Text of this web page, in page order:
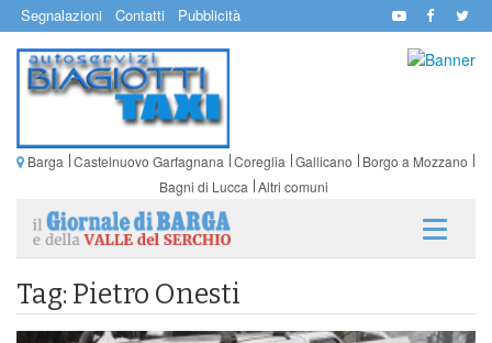
Segnalazioni Contatti Pubblicità
Barga Castelnuovo Garfagnana Coreglia Gallicano
Borgo a Mozzano
Bagni di Lucca Altri comuni
Tag: Pietro Onesti